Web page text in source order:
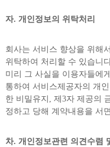
자. 개인정보의 위탁처리
회사는 서비스 향상을 위해
위탁하여 처리할 수 있습니
미리 그 사실을 이용자들에
통하여 서비스제공자의 개
한 비밀유지, 제3자 제공의
정하고 당해 계약내용을 서
차. 개인정보관련 의견수렴